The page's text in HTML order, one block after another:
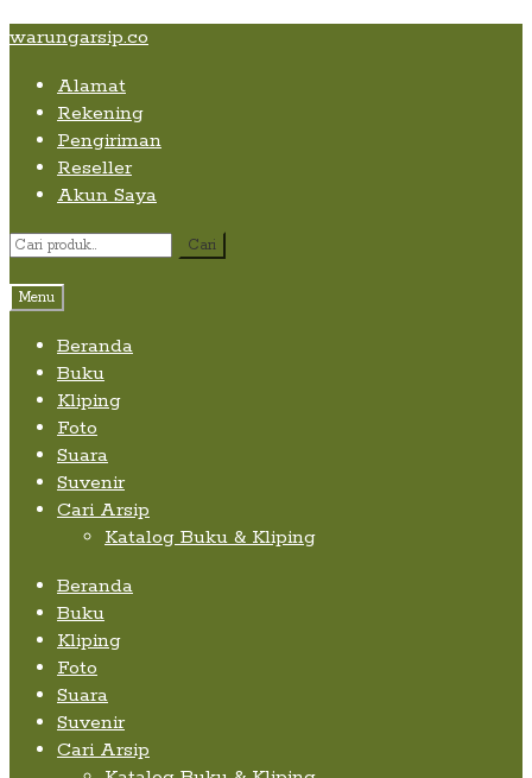
Skip
content
Skip
navigation
Skip
content
warungarsip.co
Alamat
Rekening
Pengiriman
Reseller
Akun Saya
Pencarian
Cari
Menu
Beranda
Buku
Kliping
Foto
Suara
Suvenir
Cari Arsip
Katalog Buku & Kliping
Beranda
Buku
Kliping
Foto
Suara
Suvenir
Cari Arsip